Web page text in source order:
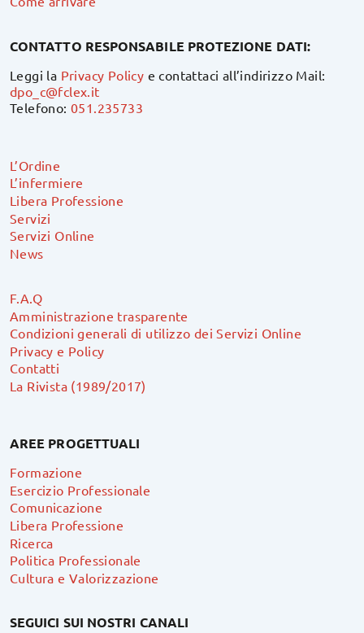
CONTATTO RESPONSABILE PROTEZIONE DATI:
Leggi la Privacy Policy e contattaci all’indirizzo Mail:
dpo_c@fclex.it
Telefono:051.235733
L’Ordine
L’infermiere
Libera Professione
Servizi
Servizi Online
News
F.A.Q
Amministrazione trasparente
Condizioni generali di utilizzo dei Servizi Online
Privacy e Policy
Contatti
La Rivista (1989/2017)
AREE PROGETTUALI
Formazione
Esercizio Professionale
Comunicazione
Libera Professione
Ricerca
Politica Professionale
Cultura e Valorizzazione
SEGUICI SUI NOSTRI CANALI